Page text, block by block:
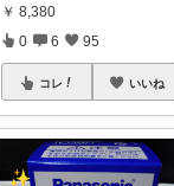
￥ 8,380
0 6 95
コレ いいね